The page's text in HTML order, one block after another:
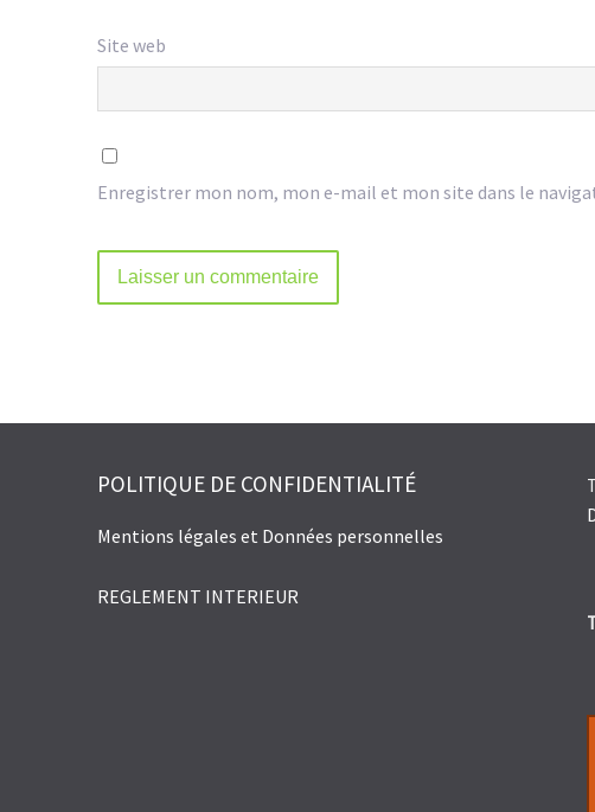
Site web
Enregistrer mon nom, mon e-mail et mon site dans le
POLITIQUE DE CONFIDENTIALITÉ
Mentions légales et Données personnelles
REGLEMENT INTERIEUR